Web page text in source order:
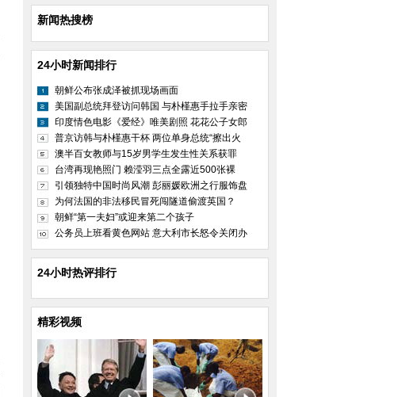
新闻热搜榜
24小时新闻排行
朝鲜公布张成泽被抓现场画面
美国副总统拜登访问韩国 与朴槿惠手拉手亲密
印度情色电影《爱经》唯美剧照 花花公子女郎
普京访韩与朴槿惠干杯 两位单身总统“擦出火
澳半百女教师与15岁男学生发生性关系获罪
台湾再现艳照门 赖滢羽三点全露近500张裸
引领独特中国时尚风潮 彭丽媛欧洲之行服饰盘
为何法国的非法移民冒死闯隧道偷渡英国？
朝鲜“第一夫妇”或迎来第二个孩子
公务员上班看黄色网站 意大利市长怒令关闭办
24小时热评排行
精彩视频